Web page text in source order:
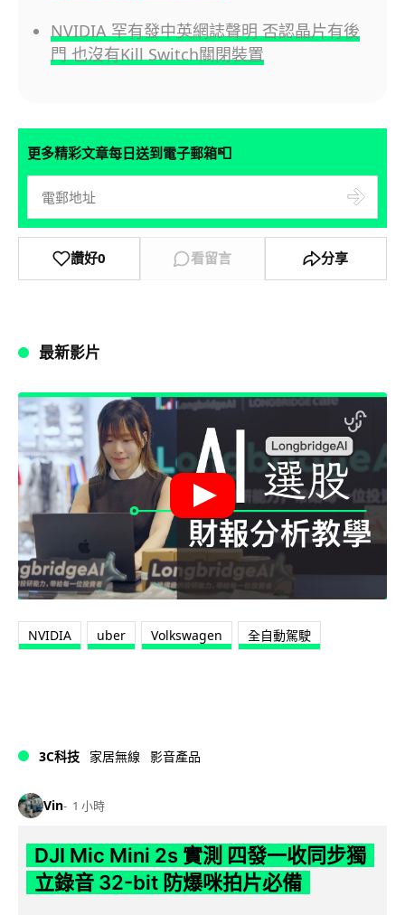
NVIDIA 罕有發中英網誌聲明 否認晶片有後
門 也沒有Kill Switch關閉裝置
更多精彩文章每日送到電子郵箱📮
讚好0 看留言 分享
最新影片
NVIDIA uber Volkswagen 全自動駕駛
3C科技 家居無線 影音產品
Vin 1 小時
DJI Mic Mini 2s 實測 四發一收同步獨
立錄音 32-bit 防爆咪拍片必備